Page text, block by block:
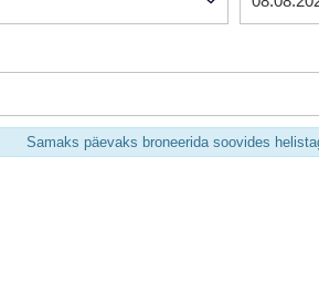
Samaks päevaks broneerida soovides